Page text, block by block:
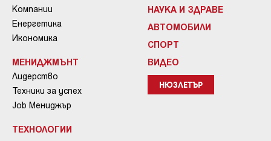
Компании
Енергетика
Икономика
МЕНИДЖМЪНТ
Лидерство
Техники за успех
Job Мениджър
ТЕХНОЛОГИИ
НАУКА И ЗДРАВЕ
АВТОМОБИЛИ
СПОРТ
ВИДЕО
НЮЗЛЕТЪР